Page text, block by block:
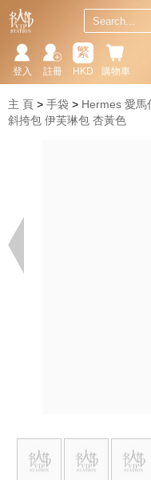
購物車
繁
HKD
註冊
登入
主 頁 手袋 Hermes 愛馬
斜挎包 伊芙琳包 杏黃色